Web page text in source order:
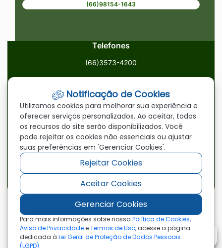
(66)98154-1643
Telefones
(66)3573-4200
ouvidoria@paranatinga.mt.gov.br
Localização
Av. Brasil, 1900, Centro, Paranatinga/MT, 78870-000
Redes Sociais
Acessar
a
Rede
Social
Facebook
Acessar
a
Rede
Social
Youtube
Acessar
a
Rede
Social
©2026 - Prefeitura Municipal de Paranatinga - MT
- Todos os direitos reservados
Notificação de Cookies
Utilizamos cookies para melhorar sua experiência e
oferecer serviços personalizados. Ao aceitar, todos
os recursos do site serão disponibilizados. Você
pode rejeitar os cookies não essenciais ou ajustar
suas preferências em 'Gerenciar Cookies'.
Rejeitar Cookies
Aceitar Cookies
Gerenciar Cookies
Para mais informações sobre nossa Política de Cookies,
Aviso de PrivacidadeeTermos de Uso, acesse a página
dedicada à Lei Geral de Proteção de Dados Pessoais
(LGPD).